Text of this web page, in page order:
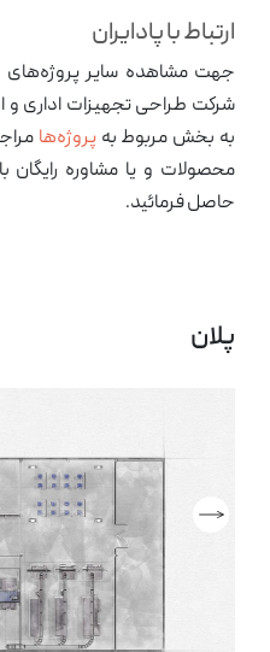
ارتباط با پادایران
جهت مشاهده سایر
شرکت طراحی تجهیزات اداری و
به بخش مربوط بهپروژه‌ها
محصولات و یا مشاوره رایگان
حاصل فرمائید.
پلان